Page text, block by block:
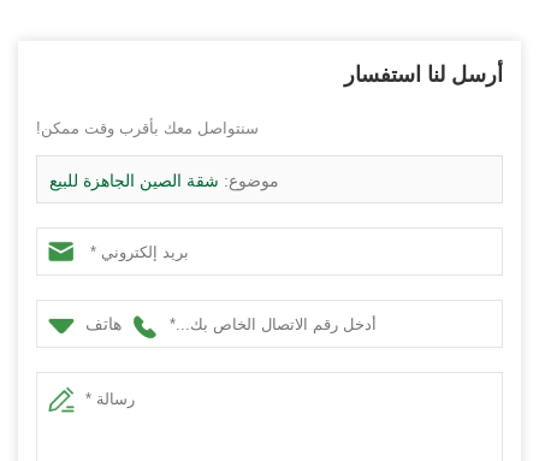
أرسل لنا استفسار
سنتواصل معك بأقرب وقت ممكن!
موضوع: شقة الصين الجاهزة للبيع
هاتف